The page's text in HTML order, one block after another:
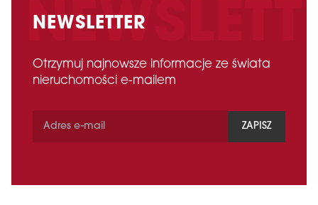
NEWSLETTER
Otrzymuj najnowsze informacje ze świata
nieruchomości e-mailem
ZAPISZ